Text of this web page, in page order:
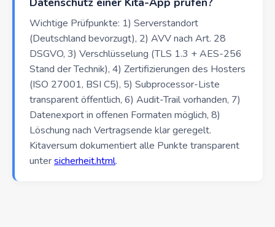
Wichtige Prüfpunkte: 1) Serverstandort
(Deutschland bevorzugt), 2) AVV nach Art. 28
DSGVO, 3) Verschlüsselung (TLS 1.3 + AES-256
Stand der Technik), 4) Zertifizierungen des Hosters
(ISO 27001, BSI C5), 5) Subprocessor-Liste
transparent öffentlich, 6) Audit-Trail vorhanden, 7)
Datenexport in offenen Formaten möglich, 8)
Löschung nach Vertragsende klar geregelt.
Kitaversum dokumentiert alle Punkte transparent
untersicherheit.html.